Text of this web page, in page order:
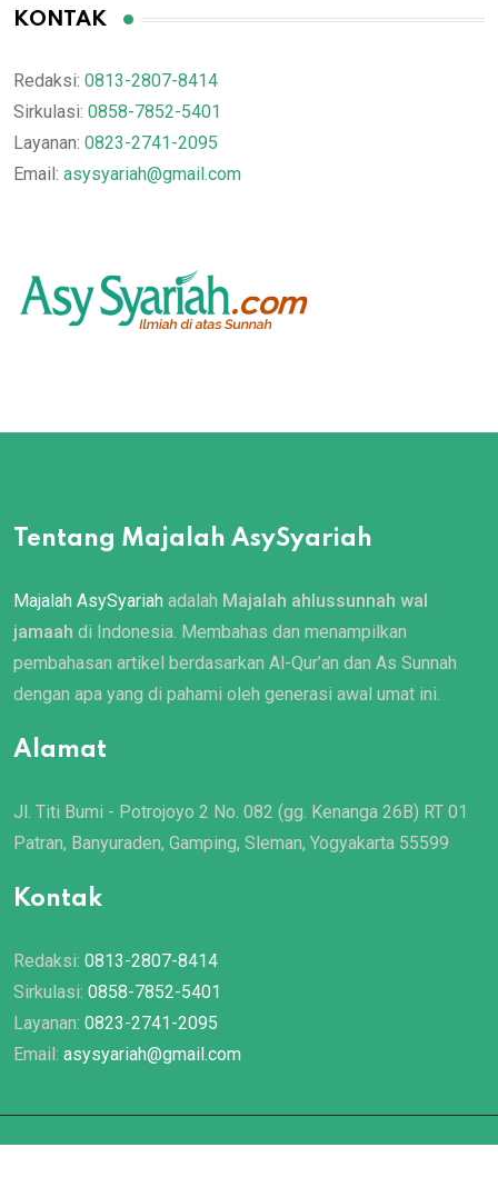
KONTAK
Redaksi: 0813-2807-8414
Sirkulasi: 0858-7852-5401
Layanan: 0823-2741-2095
Email: asysyariah@gmail.com
Tentang Majalah AsySyariah
Majalah AsySyariah adalah Majalah ahlussunnah wal
jamaah di Indonesia. Membahas dan menampilkan
pembahasan artikel berdasarkan Al-Qur’an dan As Sunnah
dengan apa yang di pahami oleh generasi awal umat ini.
Alamat
Jl. Titi Bumi - Potrojoyo 2 No. 082 (gg. Kenanga 26B) RT 01
Patran, Banyuraden, Gamping, Sleman, Yogyakarta 55599
Kontak
Redaksi: 0813-2807-8414
Sirkulasi: 0858-7852-5401
Layanan: 0823-2741-2095
Email: asysyariah@gmail.com